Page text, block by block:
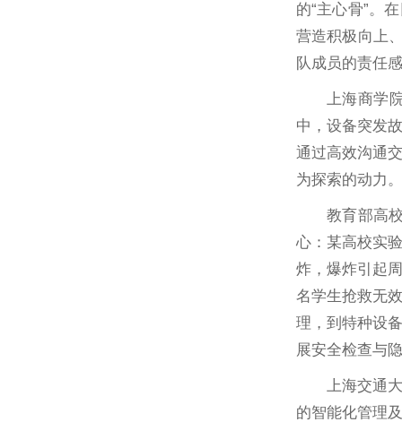
的“主心骨”。
营造积极向上
队成员的责任
上海商学
中，设备突发
通过高效沟通
为探索的动力
教育部高
心：某高校实
炸，爆炸引起
名学生抢救无
理，到特种设
展安全检查与
上海交通
的智能化管理